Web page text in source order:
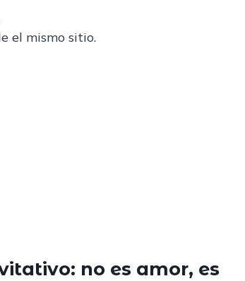
el mismo sitio.
no es amor, es